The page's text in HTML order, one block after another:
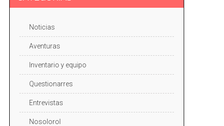
Noticias
Aventuras
Inventario y equipo
Questionarres
Entrevistas
Nosolorol